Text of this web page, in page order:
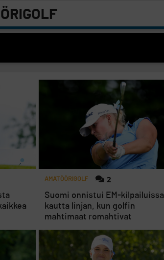
AMATÖÖRIGOLF 2
Suomi onnistui EM-kilpailuissa
kautta linjan, kun golfin
mahtimaat romahtivat